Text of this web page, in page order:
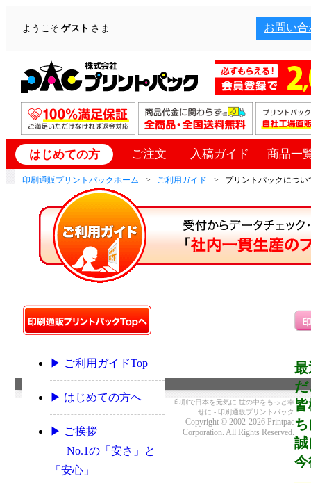
ようこそゲスト さま お問い合
はじめての方 ご注文 入稿ガイド 商品一
印刷通販プリントパックホーム ご利用ガイド プリントパックについ
最
だ
誠
今
▶ ご利用ガイドTop
▶ はじめての方へ
▶ ご挨拶
No.1の「安さ」と
「安心」
印刷で日本を元気に 世の中をもっと幸
せに - 印刷通販プリントパック
Copyright © 2002-2026 Printpac
Corporation. All Rights Reserved.